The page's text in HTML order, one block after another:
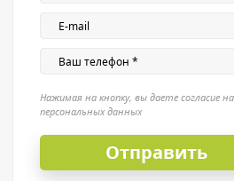
Нажимая на кнопку, вы даете согласие
персональных данных